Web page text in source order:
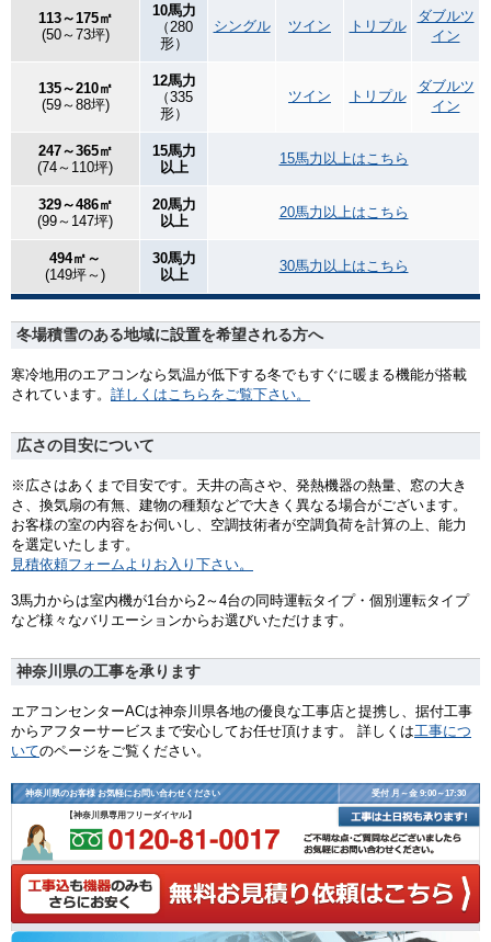
113～175㎡
(50～73坪)
10馬力
（280
形）
シングル ツイン トリプル
ダブルツ
イン
135～210㎡
(59～88坪)
12馬力
（335
形）
ツイン トリプル
ダブルツ
イン
247～365㎡
(74～110坪)
15馬力
以上
15馬力以上はこちら
329～486㎡
(99～147坪)
20馬力
以上
20馬力以上はこちら
494㎡～
(149坪～)
30馬力
以上
30馬力以上はこちら
冬場積雪のある地域に設置を希望される方へ
寒冷地用のエアコンなら気温が低下する冬でもすぐに暖まる機能が搭載
されています。 詳しくはこちらをご覧下さい。
広さの目安について
※広さはあくまで目安です。天井の高さや、発熱機器の熱量、窓の大き
さ、換気扇の有無、建物の種類などで大きく異なる場合がございます。
お客様の室の内容をお伺いし、空調技術者が空調負荷を計算の上、能力
を選定いたします。
見積依頼フォームよりお入り下さい。
3馬力からは室内機が1台から2～4台の同時運転タイプ・個別運転タイプ
など様々なバリエーションからお選びいただけます。
神奈川県の工事を承ります
エアコンセンターACは神奈川県各地の優良な工事店と提携し、据付工事
からアフターサービスまで安心してお任せ頂けます。 詳しくは工事につ
いてのページをご覧ください。
神奈川県のお客様 お気軽にお問い合わせください 受付 月～金 9:00～17:30
【神奈川県専用フリーダイヤル】